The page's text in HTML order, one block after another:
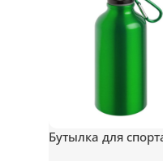
Бутылка для